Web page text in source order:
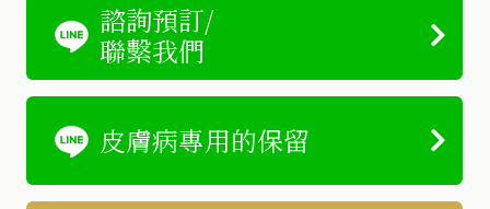
諮詢預訂/
聯繫我們
皮膚病專用的保留